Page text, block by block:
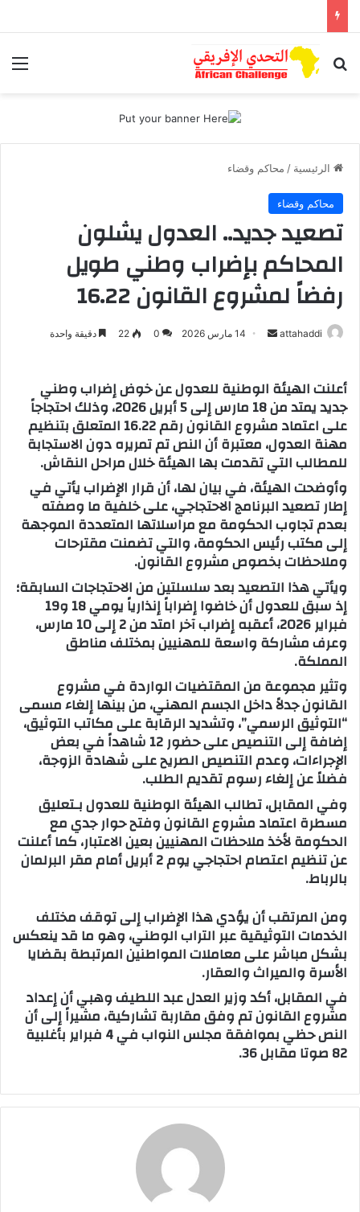
بحث عن
الرئيسية / محاكم وقضاء
محاكم وقضاء
تصعيد جديد.. العدول يشلون
المحاكم بإضراب وطني طويل
رفضاً لمشروع القانون 16.22
attahaddi
ل
ب
ر
ي
د
ا
إ
ل
ك
ت
ر
و
ن
ي
14 مارس 2026 0
22 دقيقة واحدة
أعلنت الهيئة الوطنية للعدول عن خوض إضراب وطني
جديد يمتد من 18 مارس إلى 5 أبريل 2026، وذلك احتجاجاً
على اعتماد مشروع القانون رقم 16.22 المتعلق بتنظيم
مهنة العدول، معتبرة أن النص تم تمريره دون الاستجابة
للمطالب التي تقدمت بها الهيئة خلال مراحل النقاش.
وأوضحت الهيئة، في بيان لها، أن قرار الإضراب يأتي في
إطار تصعيد البرنامج الاحتجاجي، على خلفية ما وصفته
بعدم تجاوب الحكومة مع مراسلاتها المتعددة الموجهة
إلى مكتب رئيس الحكومة، والتي تضمنت مقترحات
وملاحظات بخصوص مشروع القانون.
ويأتي هذا التصعيد بعد سلسلتين من الاحتجاجات السابقة؛
إذ سبق للعدول أن خاضوا إضراباً إنذارياً يومي 18 و19
فبراير 2026، أعقبه إضراب آخر امتد من 2 إلى 10 مارس،
وعرف مشاركة واسعة للمهنيين بمختلف مناطق
المملكة.
وتثير مجموعة من المقتضيات الواردة في مشروع
القانون جدلاً داخل الجسم المهني، من بينها إلغاء مسمى
“التوثيق الرسمي”، وتشديد الرقابة على مكاتب التوثيق،
إضافة إلى التنصيص على حضور 12 شاهداً في بعض
الإجراءات، وعدم التنصيص الصريح على شهادة الزوجة،
فضلاً عن إلغاء رسوم تقديم الطلب.
وفي المقابل، تطالب الهيئة الوطنية للعدول بـتعليق
مسطرة اعتماد مشروع القانون وفتح حوار جدي مع
الحكومة لأخذ ملاحظات المهنيين بعين الاعتبار، كما أعلنت
عن تنظيم اعتصام احتجاجي يوم 2 أبريل أمام مقر البرلمان
بالرباط.
ومن المرتقب أن يؤدي هذا الإضراب إلى توقف مختلف
الخدمات التوثيقية عبر التراب الوطني، وهو ما قد ينعكس
بشكل مباشر على معاملات المواطنين المرتبطة بقضايا
الأسرة والميراث والعقار.
في المقابل، أكد وزير العدل عبد اللطيف وهبي أن إعداد
مشروع القانون تم وفق مقاربة تشاركية، مشيراً إلى أن
النص حظي بموافقة مجلس النواب في 4 فبراير بأغلبية
82 صوتا مقابل 36.